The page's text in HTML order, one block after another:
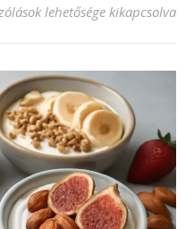
Ínycsiklandó lazac sós
lehetősége kikapcsolva